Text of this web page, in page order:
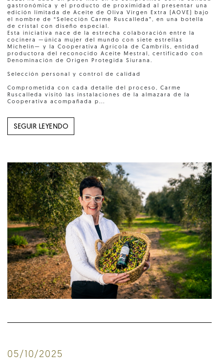
gastronómica y el producto de proximidad al presentar una
edición limitada de Aceite de Oliva Virgen Extra (AOVE) bajo
el nombre de “Selección Carme Ruscalleda”, en una botella
de cristal con diseño especial.
Esta iniciativa nace de la estrecha colaboración entre la
cocinera —única mujer del mundo con siete estrellas
Michelin— y la Cooperativa Agrícola de Cambrils, entidad
productora del reconocido Aceite Mestral, certificado con
Denominación de Origen Protegida Siurana.
Selección personal y control de calidad
Comprometida con cada detalle del proceso, Carme
Ruscalleda visitó las instalaciones de la almazara de la
Cooperativa acompañada p...
SEGUIR LEYENDO
05/10/2025